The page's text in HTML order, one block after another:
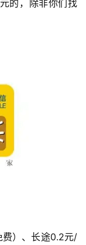
的，除非你们找
费）、长途0.2元/